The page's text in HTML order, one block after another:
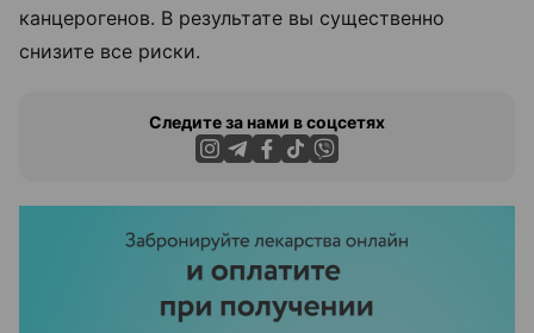
канцерогенов. В результате вы существенно
снизите все риски.
Следите за нами в соцсетях